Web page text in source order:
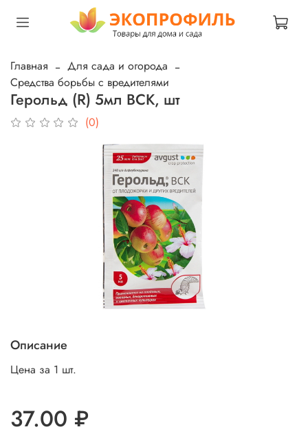
Главная
Для сада и огорода
Средства борьбы с вредителями
Герольд (R) 5мл ВСК, шт
(0)
Описание
Цена за 1 шт.
37.00 ₽